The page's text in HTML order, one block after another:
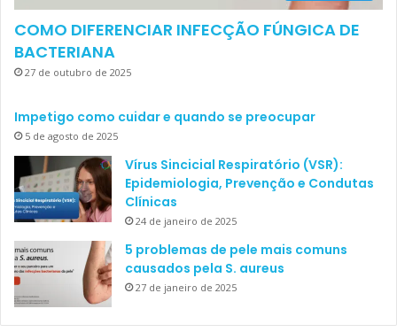
COMO DIFERENCIAR INFECÇÃO FÚNGICA DE
BACTERIANA
27 de outubro de 2025
Impetigo como cuidar e quando se preocupar
5 de agosto de 2025
Vírus Sincicial Respiratório (VSR):
Epidemiologia, Prevenção e Condutas
Clínicas
24 de janeiro de 2025
5 problemas de pele mais comuns
causados pela S. aureus
27 de janeiro de 2025